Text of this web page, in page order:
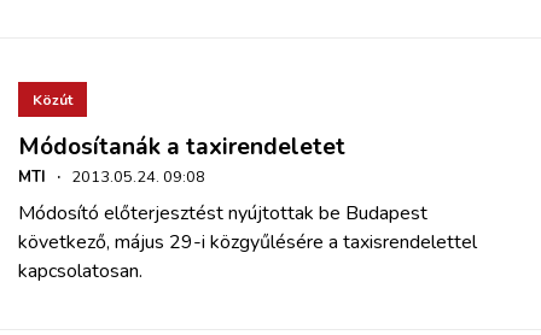
Közút
Módosítanák a taxirendeletet
MTI · 2013.05.24. 09:08
Módosító előterjesztést nyújtottak be Budapest
következő, május 29-i közgyűlésére a taxisrendelettel
kapcsolatosan.